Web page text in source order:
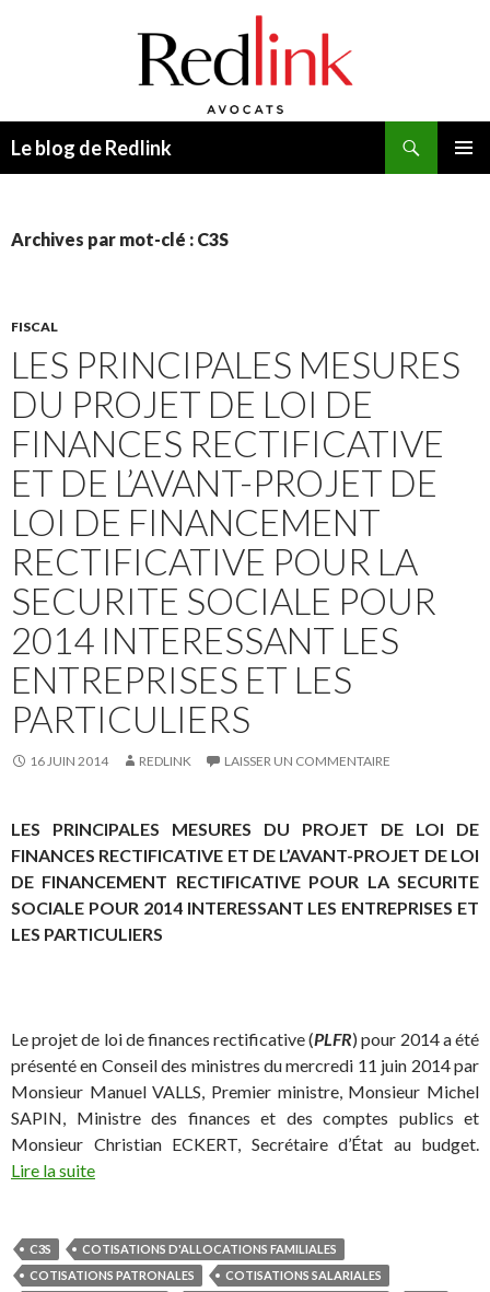
Le blog de Redlink
Archives par mot-clé : C3S
FISCAL
LES PRINCIPALES MESURES
DU PROJET DE LOI DE
FINANCES RECTIFICATIVE
ET DE L’AVANT-PROJET DE
LOI DE FINANCEMENT
RECTIFICATIVE POUR LA
SECURITE SOCIALE POUR
2014 INTERESSANT LES
ENTREPRISES ET LES
PARTICULIERS
16 JUIN 2014 REDLINK LAISSER UN COMMENTAIRE
LES PRINCIPALES MESURES DU PROJET DE LOI DE
FINANCES RECTIFICATIVE ET DE L’AVANT-PROJET DE LOI
DE FINANCEMENT RECTIFICATIVE POUR LA SECURITE
SOCIALE POUR 2014 INTERESSANT LES ENTREPRISES ET
LES PARTICULIERS
Le projet de loi de finances rectificative (PLFR) pour 2014 a été
présenté en Conseil des ministres du mercredi 11 juin 2014 par
Monsieur Manuel VALLS, Premier ministre, Monsieur Michel
SAPIN, Ministre des finances et des comptes publics et
Monsieur Christian ECKERT, Secrétaire d’État au budget.
Lire la suite
C3S
COTISATIONS D'ALLOCATIONS FAMILIALES
COTISATIONS PATRONALES
COTISATIONS SALARIALES